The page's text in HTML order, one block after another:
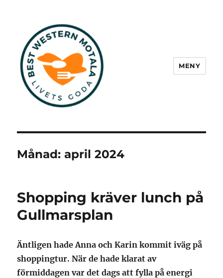
MENY
Månad:april 2024
Shopping kräver lunch på
Gullmarsplan
Äntligen hade Anna och Karin kommit iväg på
shoppingtur. När de hade klarat av
förmiddagen var det dags att fylla på energi